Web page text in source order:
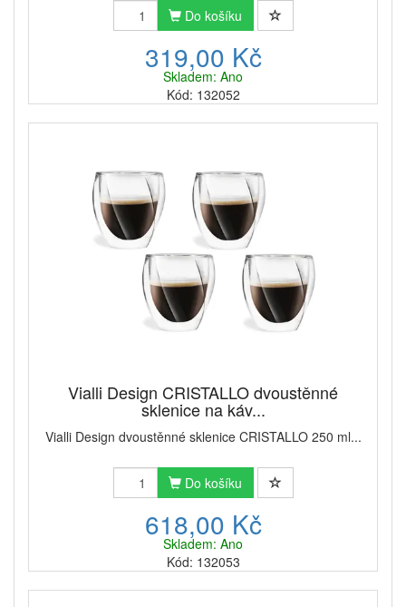
Do košíku
319,00 Kč
Skladem: Ano
Kód: 132052
Vialli Design CRISTALLO dvoustěnné
sklenice na káv...
Vialli Design dvoustěnné sklenice CRISTALLO 250 ml...
Do košíku
618,00 Kč
Skladem: Ano
Kód: 132053